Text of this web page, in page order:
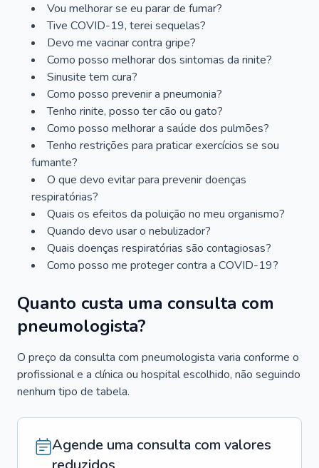
Vou melhorar se eu parar de fumar?
Tive COVID-19, terei sequelas?
Devo me vacinar contra gripe?
Como posso melhorar dos sintomas da rinite?
Sinusite tem cura?
Como posso prevenir a pneumonia?
Tenho rinite, posso ter cão ou gato?
Como posso melhorar a saúde dos pulmões?
Tenho restrições para praticar exercícios se sou
fumante?
O que devo evitar para prevenir doenças
respiratórias?
Quais os efeitos da poluição no meu organismo?
Quando devo usar o nebulizador?
Quais doenças respiratórias são contagiosas?
Como posso me proteger contra a COVID-19?
Quanto custa uma consulta com
pneumologista?
O preço da consulta com pneumologista varia conforme o
profissional e a clínica ou hospital escolhido, não seguindo
nenhum tipo de tabela.
Agende uma consulta com valores